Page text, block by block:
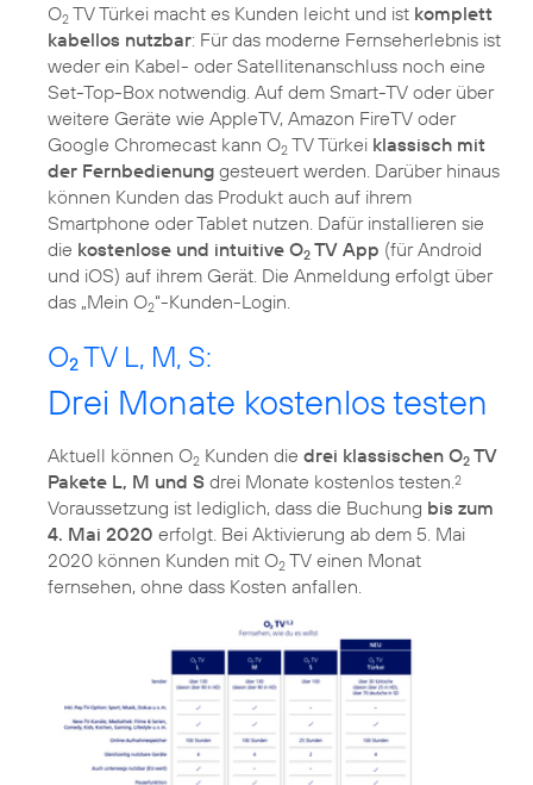
O2 TV Türkei macht es Kunden leicht und ist komplett
kabellos nutzbar: Für das moderne Fernseherlebnis ist
weder ein Kabel- oder Satellitenanschluss noch eine
Set-Top-Box notwendig. Auf dem Smart-TV oder über
weitere Geräte wie AppleTV, Amazon FireTV oder
Google Chromecast kann O2 TV Türkei klassisch mit
der Fernbedienung gesteuert werden. Darüber hinaus
können Kunden das Produkt auch auf ihrem
Smartphone oder Tablet nutzen. Dafür installieren sie
die kostenlose und intuitive O2 TV App (für Android
und iOS) auf ihrem Gerät. Die Anmeldung erfolgt über
das „Mein O2“-Kunden-Login.
O2 TV L, M, S:
Drei Monate kostenlos testen
Aktuell können O2 Kunden die drei klassischen O2 TV
Pakete L, M und S drei Monate kostenlos testen.2
Voraussetzung ist lediglich, dass die Buchung bis zum
4. Mai 2020 erfolgt. Bei Aktivierung ab dem 5. Mai
2020 können Kunden mit O2 TV einen Monat
fernsehen, ohne dass Kosten anfallen.